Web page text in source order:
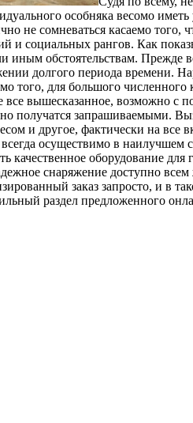
особняка весомо
не сомневаться касаемо того,
и социальных рангов. Как
обстоятельствам. Прежде
долгого периода
для большого численного
вышесказанное, возможно с
получатся запрашиваемыми.
и другое, фактически на
осуществимо в
оборудование
снаряжение доступно
заказ запросто, и в
раздел предложенного